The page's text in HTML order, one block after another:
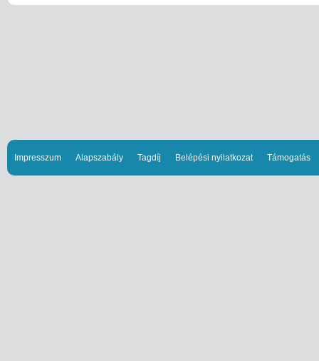
Impresszum Alapszabály Tagdíj Belépési nyilatkozat Támogatás